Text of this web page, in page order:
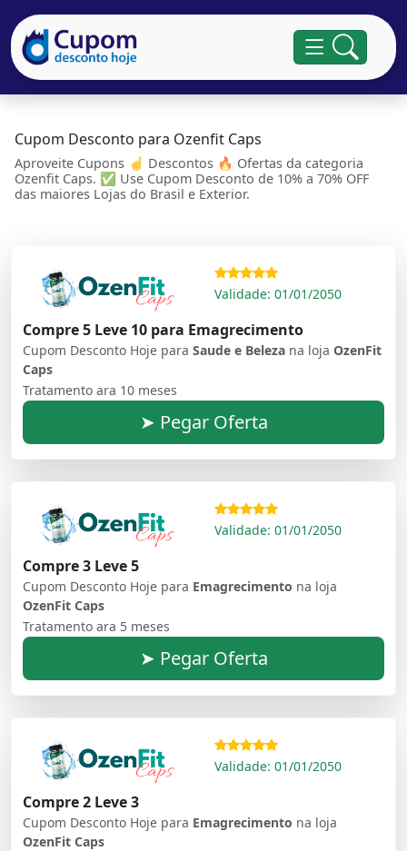
Cupom Desconto para Ozenfit Caps
Aproveite Cupons ☝ Descontos 🔥 Ofertas da categoria
Ozenfit Caps. ✅ Use Cupom Desconto de 10% a 70% OFF
das maiores Lojas do Brasil e Exterior.
Validade: 01/01/2050
Compre 5 Leve 10 para Emagrecimento
Cupom Desconto Hoje para Saude e Beleza na loja OzenFit
Caps
Tratamento ara 10 meses
➤ Pegar Oferta
Validade: 01/01/2050
Compre 3 Leve 5
Cupom Desconto Hoje para Emagrecimento na loja
OzenFit Caps
Tratamento ara 5 meses
➤ Pegar Oferta
Validade: 01/01/2050
Compre 2 Leve 3
Cupom Desconto Hoje para Emagrecimento na loja
OzenFit Caps